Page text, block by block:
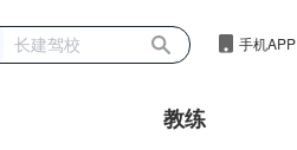
手机APP
教练